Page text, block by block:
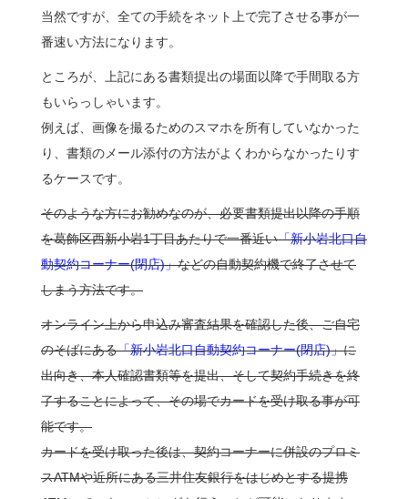
当然ですが、全ての手続をネット上で完了させる事が一
番速い方法になります。
ところが、上記にある書類提出の場面以降で手間取る方
もいらっしゃいます。
例えば、画像を撮るためのスマホを所有していなかった
り、書類のメール添付の方法がよくわからなかったりす
るケースです。
そのような方にお勧めなのが、必要書類提出以降の手順
を葛飾区西新小岩1丁目あたりで一番近い「新小岩北口自
動契約コーナー(閉店)」などの自動契約機で終了させて
しまう方法です。
オンライン上から申込み審査結果を確認した後、ご自宅
のそばにある「新小岩北口自動契約コーナー(閉店)」に
出向き、本人確認書類等を提出、そして契約手続きを終
了することによって、その場でカードを受け取る事が可
能です。
カードを受け取った後は、契約コーナーに併設のプロミ
スATMや近所にある三井住友銀行をはじめとする提携